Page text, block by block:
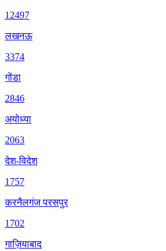
12497
लखनऊ
3374
गोंडा
2846
अयोध्या
2063
देश-विदेश
1757
करनैलगंज परसपुर
1702
गाज़ियाबाद